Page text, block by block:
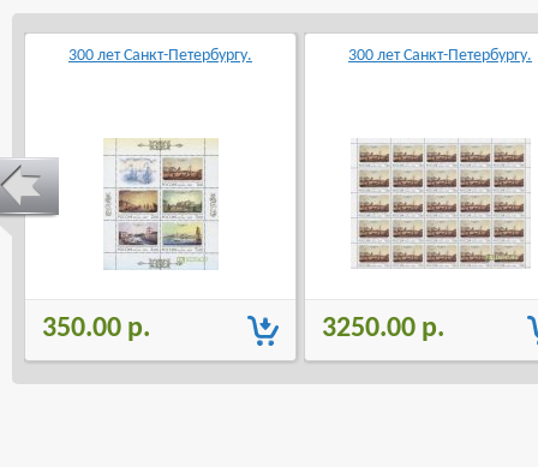
300 лет Санкт-Петербургу.
350.00 р.
300 лет Санкт-Петербургу.
3250.00 р.